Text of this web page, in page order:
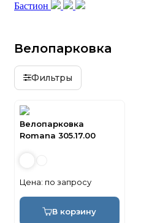
Бастион
Велопарковка
Фильтры
Велопарковка
Romana 305.17.00
Цена: по запросу
В корзину